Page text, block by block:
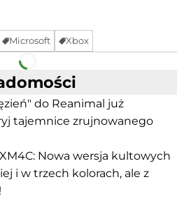
Microsoft Xbox
Telegram
do Reanimal już
tajemnice zrujnowanego
Nowa wersja kultowych
i w trzech kolorach, ale z